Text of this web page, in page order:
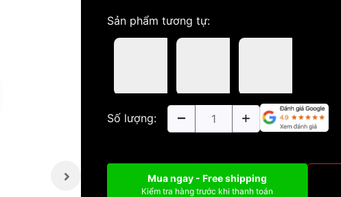
Sản phẩm tương tự:
Số lượng:
Mua ngay - Free shipping
Kiểm tra hàng trước khi thanh toán